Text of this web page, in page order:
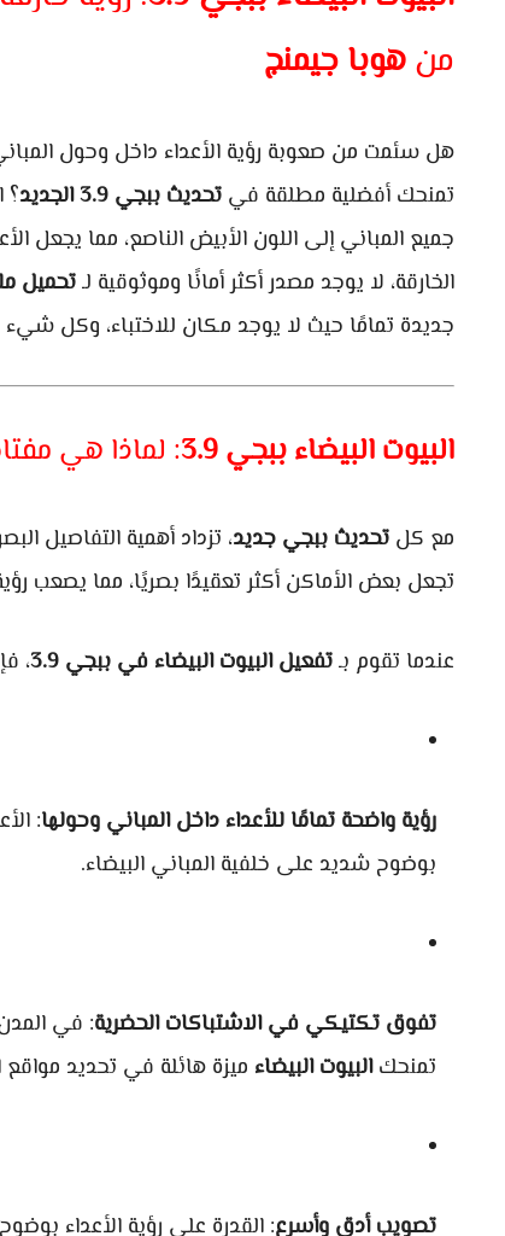
منهوبا جيمنج
هل سئمت من صعوبة رؤية الأعداء داخل وحول
تمنحك أفضلية مطلقة في تحديث ببجي 3.9 الجديد ؟
جميع المباني إلى اللون الأبيض الناصع، مما يجعل
الخارقة، لا يوجد مصدر أكثر أمانًا وموثوقية لـتحميل
جديدة تمامًا حيث لا يوجد مكان للاختباء، وكل شيء
البيوت البيضاء ببجي 3.9 : لماذا هي
مع كل تحديث ببجي جديد، تزداد أهمية التفاصيل
تجعل بعض الأماكن أكثر تعقيدًا بصريًا، مما يصعب
عندما تقوم بـتفعيل البيوت البيضاء في ببجي 3.9 ،
رؤية واضحة تمامًا للأعداء داخل المباني وحولها:
بوضوح شديد على خلفية المباني البيضاء.
تفوق تكتيكي في الاشتباكات الحضرية: في
تمنحكالبيوت البيضاء ميزة هائلة في تحديد
تصويب أدق وأسرع: القدرة على رؤية الأعداء